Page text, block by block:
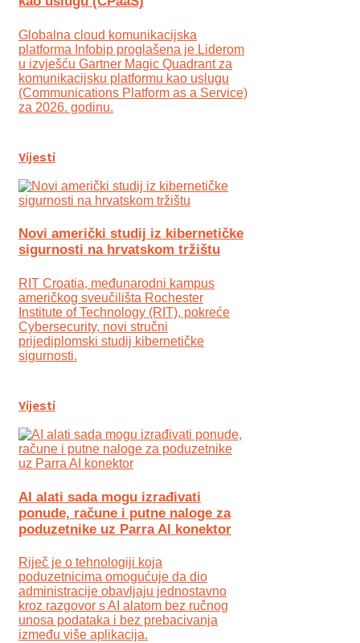
Globalna cloud komunikacijska
platforma Infobip proglašena je Liderom
u izvješću Gartner Magic Quadrant za
komunikacijsku platformu kao uslugu
(Communications Platform as a Service)
za 2026. godinu.
Vijesti
Novi američki studij iz kibernetičke
sigurnosti na hrvatskom tržištu
RIT Croatia, međunarodni kampus
američkog sveučilišta Rochester
Institute of Technology (RIT), pokreće
Cybersecurity, novi stručni
prijediplomski studij kibernetičke
sigurnosti.
Vijesti
AI alati sada mogu izrađivati
ponude, račune i putne naloge za
poduzetnike uz Parra AI konektor
Riječ je o tehnologiji koja
poduzetnicima omogućuje da dio
administracije obavljaju jednostavno
kroz razgovor s AI alatom bez ručnog
unosa podataka i bez prebacivanja
između više aplikacija.